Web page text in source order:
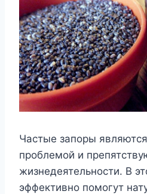
Частые запоры
проблемой и
жизнедеятельности. В
эффективно помогут